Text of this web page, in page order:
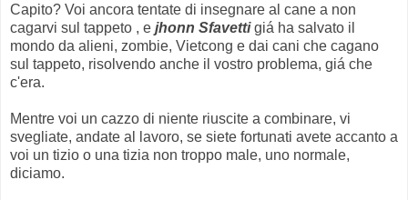
Capito? Voi ancora tentate di insegnare al cane a non
cagarvi sul tappeto , e jhonn Sfavettigiá ha salvato il
mondo da alieni, zombie, Vietcong e dai cani che cagano
sul tappeto, risolvendo anche il vostro problema, giá che
c'era.
Mentre voi un cazzo di niente riuscite a combinare, vi
svegliate, andate al lavoro, se siete fortunati avete accanto a
voi un tizio o una tizia non troppo male, uno normale,
diciamo.